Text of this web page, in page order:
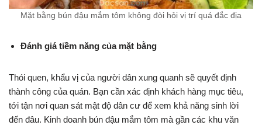
Mặt bằng bún đậu mắm tôm không đòi hỏi vị trí quá đắc địa
Đánh giá tiềm năng của mặt bằng
Thói quen, khẩu vị của người dân xung quanh sẽ quyết định
thành công của quán. Bạn cần xác định khách hàng mục tiêu,
tới tận nơi quan sát mật độ dân cư để xem khả năng sinh lời
đến đâu. Kinh doanh bún đậu mắm tôm mà gần các khu văn